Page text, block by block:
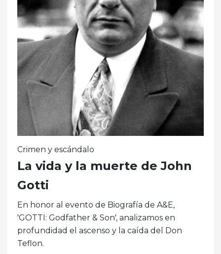
Crimen y escándalo
La vida y la muerte de John
Gotti
En honor al evento de Biografía de A&E,
'GOTTI: Godfather & Son', analizamos en
profundidad el ascenso y la caída del Don
Teflon.